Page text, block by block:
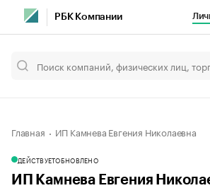
РБК Компании
Главная ИП Камнева Евгения Николаевна
ДЕЙСТВУЕТОБНОВЛЕНО
ИП Камнева Евгения